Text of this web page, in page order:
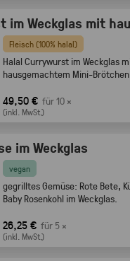
Fleisch (100% halal)
Halal Currywurst im Weckglas
hausgemachtem Mini-Brötchen
49,50 € für 10 ×
(inkl. MwSt.)
im Weckglas
vegan
gegrilltes Gemüse: Rote Bete,
Baby Rosenkohl im Weckglas.
26,25 € für 5 ×
(inkl. MwSt.)